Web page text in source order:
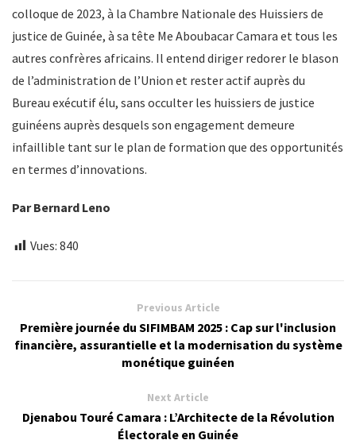
colloque de 2023, à la Chambre Nationale des Huissiers de
justice de Guinée, à sa tête Me Aboubacar Camara et tous les
autres confrères africains. Il entend diriger redorer le blason
de l’administration de l’Union et rester actif auprès du
Bureau exécutif élu, sans occulter les huissiers de justice
guinéens auprès desquels son engagement demeure
infaillible tant sur le plan de formation que des opportunités
en termes d’innovations.
Par Bernard Leno
Vues: 840
Previous Article
Première journée du SIFIMBAM 2025 : Cap sur l'inclusion
financière, assurantielle et la modernisation du système
monétique guinéen
Next Article
Djenabou Touré Camara : L’Architecte de la Révolution
Électorale en Guinée